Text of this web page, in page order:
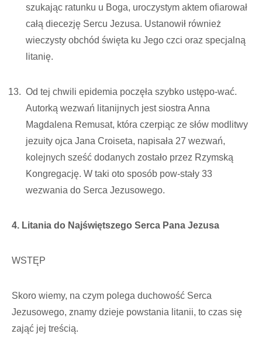
szukając ratunku u Boga, uroczystym aktem ofiarował
całą diecezję Sercu Jezusa. Ustanowił również
wieczysty obchód święta ku Jego czci oraz specjalną
litanię.
Od tej chwili epidemia poczęła szybko ustępo-wać.
Autorką wezwań litanijnych jest siostra Anna
Magdalena Remusat, która czerpiąc ze słów modlitwy
jezuity ojca Jana Croiseta, napisała 27 wezwań,
kolejnych sześć dodanych zostało przez Rzymską
Kongregację. W taki oto sposób pow-stały 33
wezwania do Serca Jezusowego.
4. Litania do Najświętszego Serca Pana Jezusa
WSTĘP
Skoro wiemy, na czym polega duchowość Serca
Jezusowego, znamy dzieje powstania litanii, to czas się
zająć jej treścią.